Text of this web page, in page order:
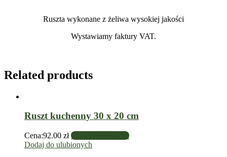
Ruszta wykonane z żeliwa wysokiej jakości
Wystawiamy faktury VAT.
Related products
Ruszt kuchenny 30 x 20 cm
Cena:92.00 zł Dodaj do koszyka
Dodaj do ulubionych